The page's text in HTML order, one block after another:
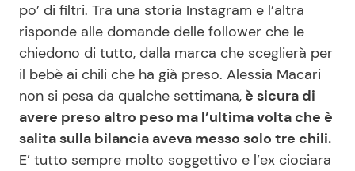
News benessere
Salute
Viaggi e Turismo
Festività
Primi Piatti
Ricette Facili e Veloci
Ricette Feste
Ricette per Bambini
po’ di filtri. Tra una storia Instagram e l’altra
risponde alle domande delle follower che le
chiedono di tutto, dalla marca che sceglierà per
il bebè ai chili che ha già preso. Alessia Macari
non si pesa da qualche settimana, è sicura di
avere preso altro peso ma l’ultima volta che è
salita sulla bilancia aveva messo solo tre chili.
E’ tutto sempre molto soggettivo e l’ex ciociara